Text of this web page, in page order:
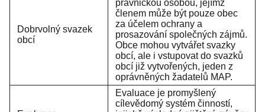
Dobrvolný svazek
obcí
právnickou osobou, jejímž
členem může být pouze obec
za účelem ochrany a
prosazování společných zájmů.
Obce mohou vytvářet svazky
obcí, ale i vstupovat do svazků
obcí již vytvořených, jeden z
oprávněných žadatelů MAP.
Evaluace je promyšlený
cílevědomý systém činností,